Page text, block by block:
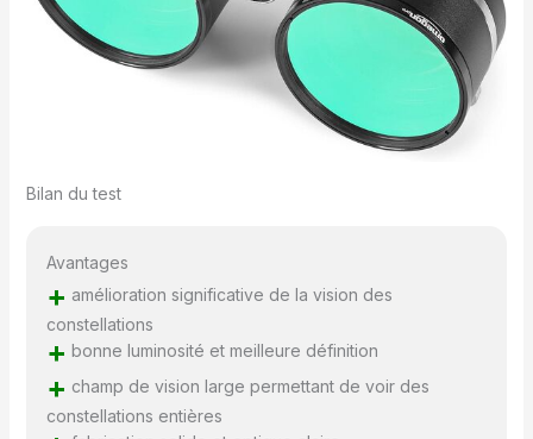
Bilan du test
Avantages
+ amélioration significative de la vision des
constellations
+ bonne luminosité et meilleure définition
+ champ de vision large permettant de voir des
constellations entières